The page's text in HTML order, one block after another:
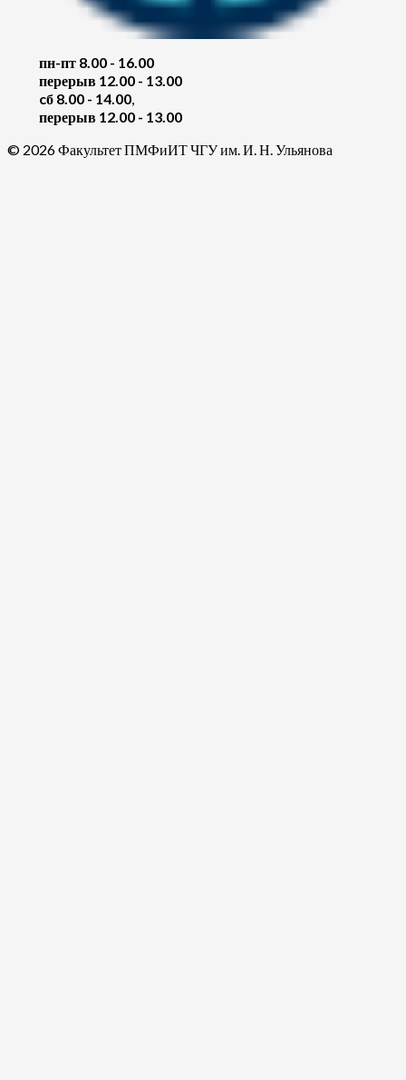
пн-пт 8.00 - 16.00
перерыв 12.00 - 13.00
cб 8.00 - 14.00,
перерыв 12.00 - 13.00
© 2026 Факультет ПМФиИТ ЧГУ им. И. Н. Ульянова